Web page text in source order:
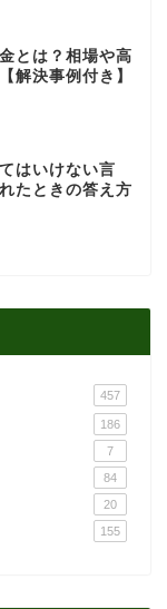
とは？相場や高
解決事例付き】
はいけない言
たときの答え方
457
186
7
84
20
155